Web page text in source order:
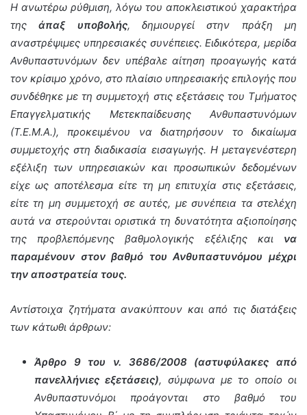
Η ανωτέρω ρύθμιση, λόγω του αποκλειστικού χαρακτήρα
τηςάπαξ υποβολής, δημιουργεί στην πράξη μη
αναστρέψιμες υπηρεσιακές συνέπειες. Ειδικότερα, μερίδα
Ανθυπαστυνόμων δεν υπέβαλε αίτηση προαγωγής κατά
τον κρίσιμο χρόνο, στο πλαίσιο υπηρεσιακής επιλογής που
συνδέθηκε με τη συμμετοχή στις εξετάσεις του Τμήματος
Επαγγελματικής Μετεκπαίδευσης Ανθυπαστυνόμων
(Τ.Ε.Μ.Α.), προκειμένου να διατηρήσουν το δικαίωμα
συμμετοχής στη διαδικασία εισαγωγής. Η μεταγενέστερη
εξέλιξη των υπηρεσιακών και προσωπικών δεδομένων
είχε ως αποτέλεσμα είτε τη μη επιτυχία στις εξετάσεις,
είτε τη μη συμμετοχή σε αυτές, με συνέπεια τα στελέχη
αυτά να στερούνται οριστικά τη δυνατότητα αξιοποίησης
της προβλεπόμενης βαθμολογικής εξέλιξης και να
παραμένουν στον βαθμό του Ανθυπαστυνόμου μέχρι
την αποστρατεία τους.
Αντίστοιχα ζητήματα ανακύπτουν και από τις διατάξεις
των κάτωθι άρθρων:
Άρθρο 9 του ν. 3686/2008 (αστυφύλακες από
πανελλήνιες εξετάσεις), σύμφωνα με το οποίο οι
Ανθυπαστυνόμοι προάγονται στο βαθμό του